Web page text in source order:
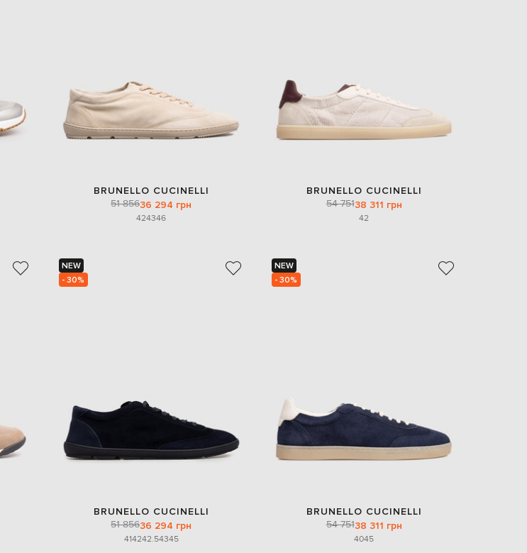
Finland
Luxembourg
BRUNELLO CUCINELLI
51 85636 294 грн
424346
BRUNELLO CUCINELLI
54 75138 311 грн
42
NEW
- 30%
BRUNELLO CUCINELLI
51 85636 294 грн
414242.54345
NEW
- 30%
BRUNELLO CUCINELLI
54 75138 311 грн
4045